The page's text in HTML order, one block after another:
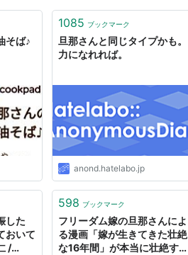
そば♪
1085 ブックマーク
旦那さんと同じタイプかも。
力になれれば。
anond.hatelabo.jp
した
おいて
/
598 ブックマーク
フリーダム嫁の旦那さんによ
る漫画「嫁が生きてきた壮絶
な16年間」が本当に壮絶す